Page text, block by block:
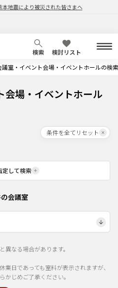
本地震により被災された皆さまへ
検索
検討リスト
議室・イベント会場・イベントホールの検
会場・イベントホール
条件を全てリセット
定して検索
会議室
なる場合があります。
日であっても室料が表示されますが、
かじめご了承ください。